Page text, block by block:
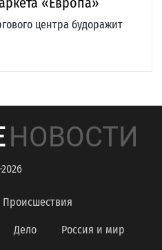
центра будоражит
НОВОСТИ
Происшествия
Дело Россия и мир